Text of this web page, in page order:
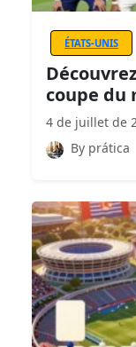
ÉTATS-UNIS
coupe du
4 de juillet de
By prática